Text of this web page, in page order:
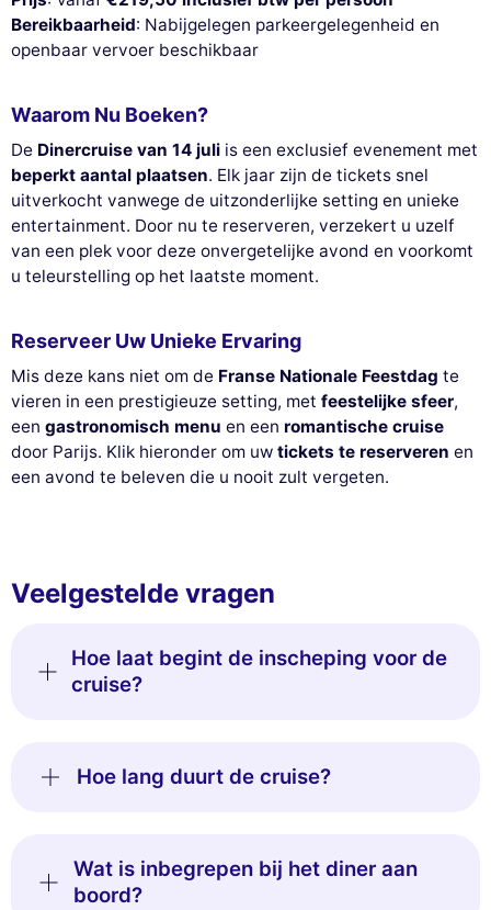
Bereikbaarheid: Nabijgelegen parkeergelegenheid en
openbaar vervoer beschikbaar
Waarom Nu Boeken?
De Dinercruise van 14 juli is een exclusief evenement met
beperkt aantal plaatsen. Elk jaar zijn de tickets snel
uitverkocht vanwege de uitzonderlijke setting en unieke
entertainment. Door nu te reserveren, verzekert u uzelf
van een plek voor deze onvergetelijke avond en voorkomt
u teleurstelling op het laatste moment.
Reserveer Uw Unieke Ervaring
Mis deze kans niet om de Franse Nationale Feestdag te
vieren in een prestigieuze setting, met feestelijke sfeer,
een gastronomisch menu en een romantische cruise
door Parijs. Klik hieronder om uw tickets te reserveren en
een avond te beleven die u nooit zult vergeten.
Veelgestelde vragen
Hoe laat begint de inscheping voor de
cruise?
Hoe lang duurt de cruise?
Wat is inbegrepen bij het diner aan
boord?